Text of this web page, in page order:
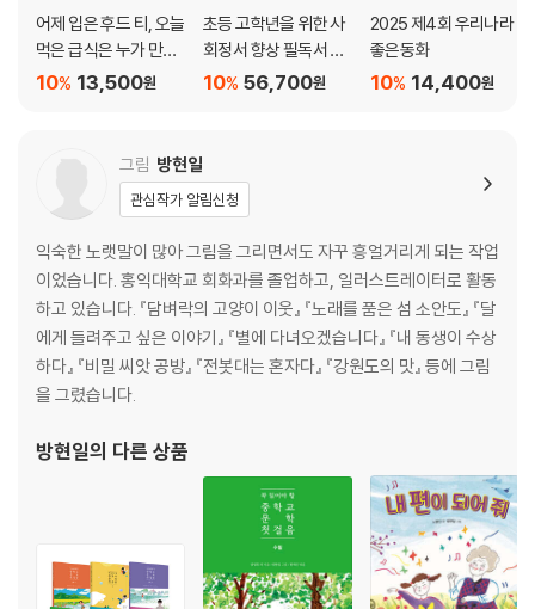
어제 입은 후드 티, 오늘
먹은 급식은 누가 만들
었을까?13,500원
10%
초등 고학년을 위한 사
회정서 향상 필독서 세
트
56,700원
10%
2025 제4회 우리나라
좋은동화
14,400원
10%
그림 방현일
관심작가 알림신청
익숙한 노랫말이 많아 그림을 그리면서도 자꾸 흥얼거리게 되는 작업
이었습니다. 홍익대학교 회화과를 졸업하고, 일러스트레이터로 활동
하고 있습니다. 『담벼락의 고양이 이웃』 『노래를 품은 섬 소안도』 『달
에게 들려주고 싶은 이야기』 『별에 다녀오겠습니다』 『내 동생이 수상
하다』 『비밀 씨앗 공방』 『전봇대는 혼자다』 『강원도의 맛』 등에 그림
을 그렸습니다.
방현일의 다른 상품